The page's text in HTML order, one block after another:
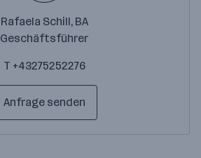
Rafaela Schill, BA
Geschäftsführer
T +43275252276
Anfrage senden